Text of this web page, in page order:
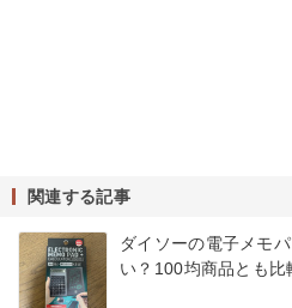
関連する記事
ダイソーの電子メモ
い？100均商品とも比